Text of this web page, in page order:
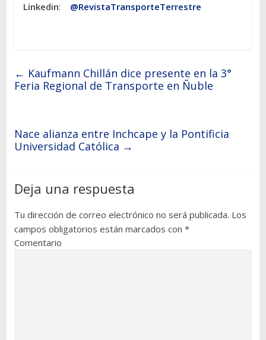
Linkedin: @RevistaTransporteTerrestre
← Kaufmann Chillán dice presente en la 3°
Feria Regional de Transporte en Ñuble
Nace alianza entre Inchcape y la Pontificia
Universidad Católica →
Deja una respuesta
Tu dirección de correo electrónico no será publicada. Los
campos obligatorios están marcados con *
Comentario